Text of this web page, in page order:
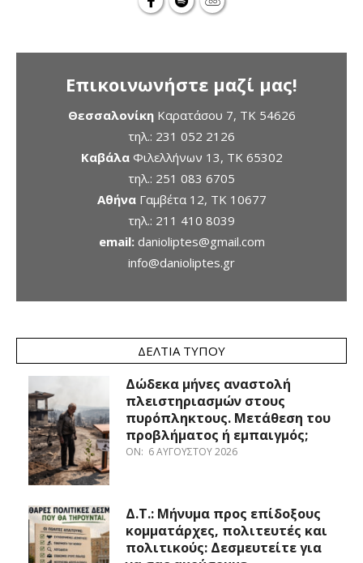
Επικοινωνήστε μαζί μας!
ΘεσσαλονίκηΚαρατάσου 7, TK 54626
τηλ.: 231 052 2126
ΚαβάλαΦιλελλήνων 13, ΤΚ 65302
τηλ.: 251 083 6705
ΑθήναΓαμβέτα 12, ΤΚ 10677
τηλ.: 211 410 8039
email: danioliptes@gmail.com
info@danioliptes.gr
ΔΕΛΤΊΑ ΤΎΠΟΥ
Δώδεκα μήνες αναστολή
πλειστηριασμών στους
πυρόπληκτους. Μετάθεση του
προβλήματος ή εμπαιγμός;
ON: 6 ΑΥΓΟΎΣΤΟΥ 2026
Δ.Τ.: Μήνυμα προς επίδοξους
κομματάρχες, πολιτευτές και
πολιτικούς: Δεσμευτείτε για